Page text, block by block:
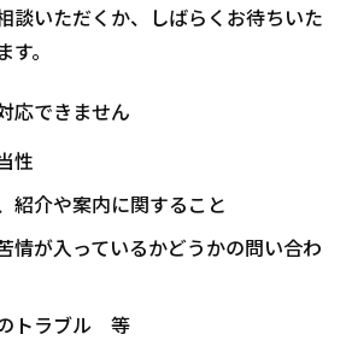
談いただくか、しばらくお待ちいた
。
応できません
性
紹介や案内に関すること
情が入っているかどうかの問い合わ
トラブル 等